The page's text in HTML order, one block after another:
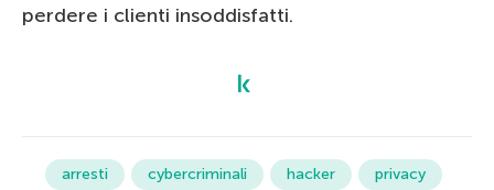
perdere i clienti insoddisfatti.
arresti cybercriminali hacker
privacy